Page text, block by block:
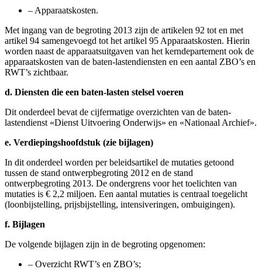
– Apparaatskosten.
Met ingang van de begroting 2013 zijn de artikelen 92 tot en met
artikel 94 samengevoegd tot het artikel 95 Apparaatskosten. Hierin
worden naast de apparaatsuitgaven van het kerndepartement ook de
apparaatskosten van de baten-lastendiensten en een aantal ZBO’s en
RWT’s zichtbaar.
d. Diensten die een baten-lasten stelsel voeren
Dit onderdeel bevat de cijfermatige overzichten van de baten-
lastendienst «Dienst Uitvoering Onderwijs» en «Nationaal Archief».
e. Verdiepingshoofdstuk (zie bijlagen)
In dit onderdeel worden per beleidsartikel de mutaties getoond
tussen de stand ontwerpbegroting 2012 en de stand
ontwerpbegroting 2013. De ondergrens voor het toelichten van
mutaties is € 2,2 miljoen. Een aantal mutaties is centraal toegelicht
(loonbijstelling, prijsbijstelling, intensiveringen, ombuigingen).
f. Bijlagen
De volgende bijlagen zijn in de begroting opgenomen:
– Overzicht RWT’s en ZBO’s;